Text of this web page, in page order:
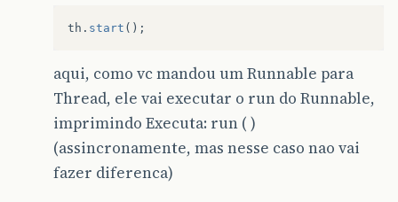
th . start ();
aqui, como vc mandou um Runnable para
Thread, ele vai executar o run do Runnable,
imprimindo Executa: run ( )
(assincronamente, mas nesse caso nao vai
fazer diferenca)